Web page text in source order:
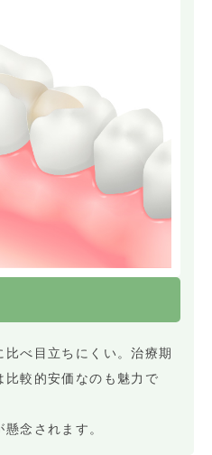
比べ目立ちにくい。治療期
比較的安価なのも魅力で
念されます。